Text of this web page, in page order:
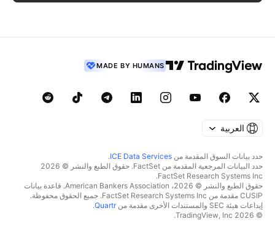
MADE BY HUMANS
العربية
حدد بيانات السوق المقدمة من ICE Data Services
.
حدد البيانات المرجعية المقدمة من FactSet. حقوق الطبع والنشر © 2026
FactSet Research Systems Inc.
حقوق الطبع والنشر © 2026، American Bankers Association. قاعدة بيانات
CUSIP مقدمة من FactSet Research Systems Inc. جميع الحقوق محفوظة.
إيداعات هيئة SEC والمستندات الأخرى مقدمة من
Quartr
.
© 2026 TradingView, Inc.